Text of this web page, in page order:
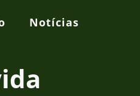
Notícias